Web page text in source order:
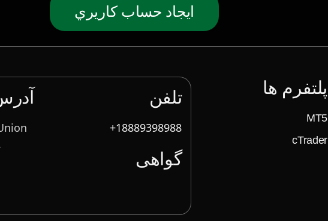
ايجاد حساب كاريري
پلتفرم ها
MT5
cTrader
تلفن
18889398988+
گواهی